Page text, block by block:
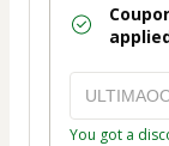
You got a